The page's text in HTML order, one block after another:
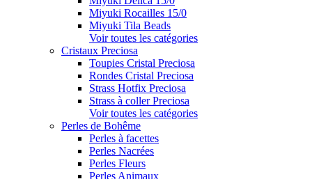
Miyuki Rocailles 15/0
Miyuki Tila Beads
Voir toutes les catégories
Cristaux Preciosa
Toupies Cristal Preciosa
Rondes Cristal Preciosa
Strass Hotfix Preciosa
Strass à coller Preciosa
Voir toutes les catégories
Perles de Bohême
Perles à facettes
Perles Nacrées
Perles Fleurs
Perles Animaux